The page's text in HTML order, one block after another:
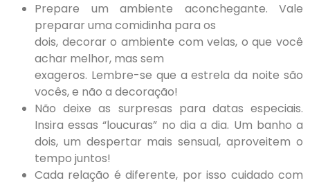
Prepare um ambiente aconchegante. Vale
preparar uma comidinha para os
dois, decorar o ambiente com velas, o que você
achar melhor, mas sem
exageros. Lembre-se que a estrela da noite são
vocês, e não a decoração!
Não deixe as surpresas para datas especiais.
Insira essas “loucuras” no dia a dia. Um banho a
dois, um despertar mais sensual, aproveitem o
tempo juntos!
Cada relação é diferente, por isso cuidado com